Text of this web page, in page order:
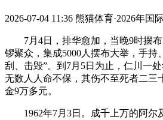
2026-07-04 11:36 熊猫体育·2026年国
7月4日，排华愈加，当晚9时摆布
锣聚众，集成5000人摆布大举，手持
刮、击毁”。到7月5日为止，仁川一
无数人人命不保，其伤不至死者二三
金9万多元。
1962年7月3日。成千上万的阿尔